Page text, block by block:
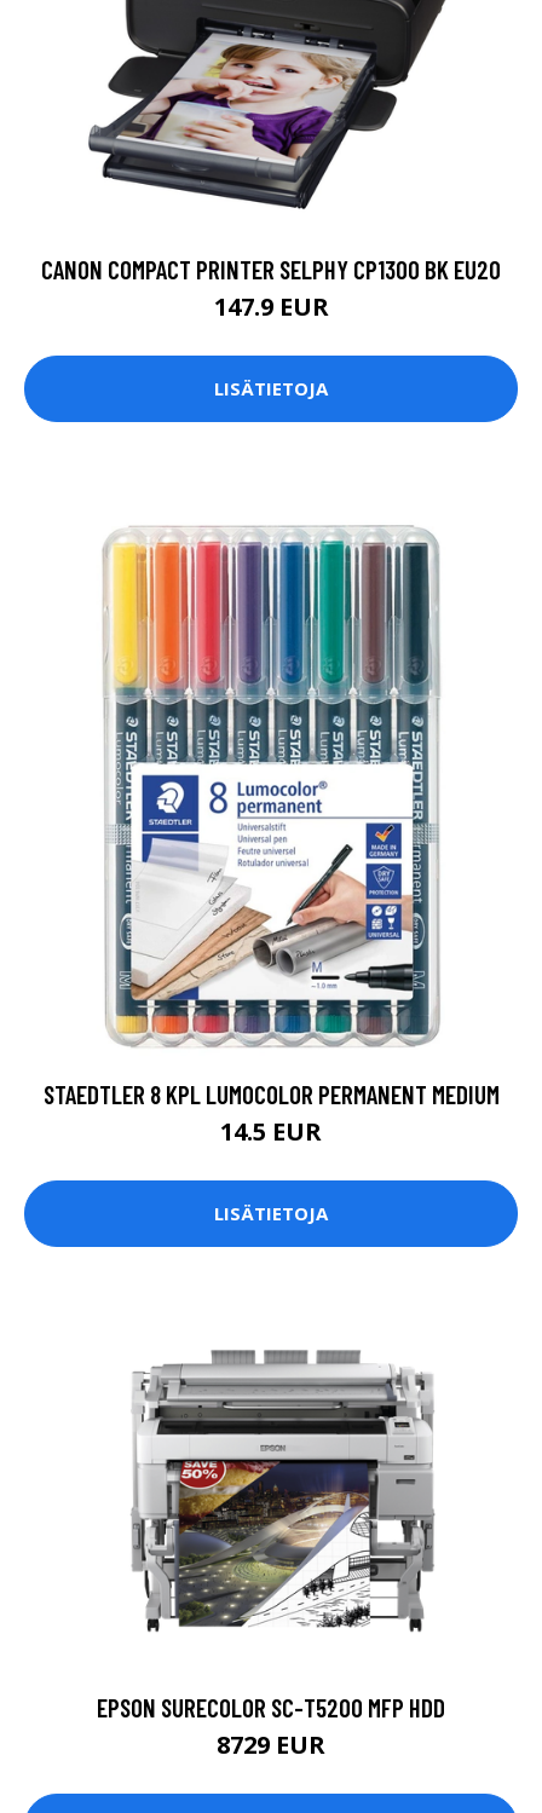
CANON COMPACT PRINTER SELPHY CP1300 BK EU20
147.9 EUR
LISÄTIETOJA
STAEDTLER 8 KPL LUMOCOLOR PERMANENT MEDIUM
14.5 EUR
LISÄTIETOJA
EPSON SURECOLOR SC-T5200 MFP HDD
8729 EUR